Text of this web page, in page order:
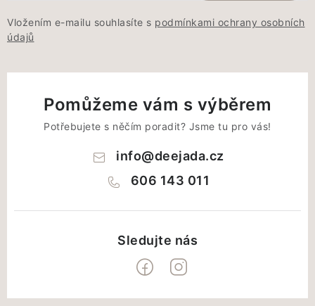
Vložením e-mailu souhlasíte s podmínkami ochrany osobních
údajů
Pomůžeme vám s výběrem
Potřebujete s něčím poradit? Jsme tu pro vás!
info@deejada.cz
606 143 011